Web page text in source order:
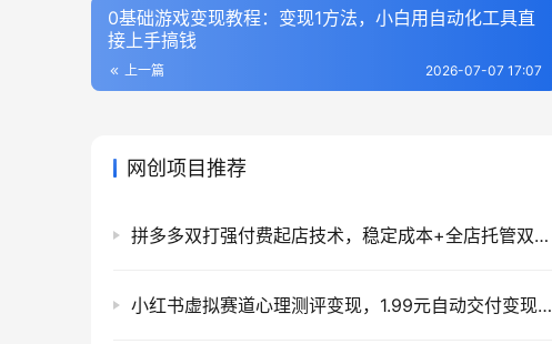
0基础游戏变现教程：变现1方法，小白用自动化工具直
接上手搞钱
上一篇 2026-07-07 17:07
网创项目推荐
拼多多双打强付费起店技术，稳定成本+全店托管双计划，稳权重高投产
小红书虚拟赛道心理测评变现，1.99元自动交付变现1w+